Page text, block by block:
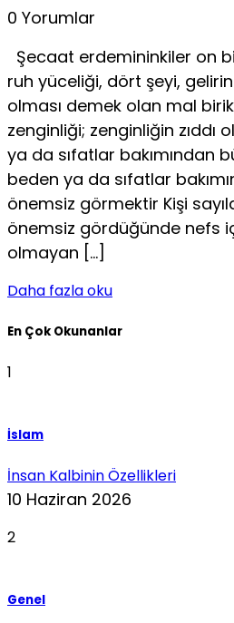
0 Yorumlar
Şecaat erdemininkiler on
ruh yüceliği, dört şeyi,
olması demek olan mal
zenginliği; zenginliğin zıddı
ya da sıfatlar bakımından
beden ya da sıfatlar
önemsiz görmektir Kişi
önemsiz gördüğünde nefs
olmayan […]
Daha fazla oku
En Çok Okunanlar
1
İslam
İnsan Kalbinin Özellikleri
10 Haziran 2026
2
Genel